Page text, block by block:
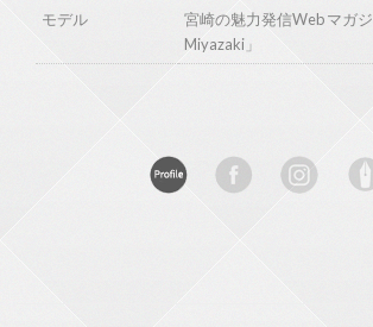
モデル
宮崎の魅力発信Web マガ
Miyazaki」